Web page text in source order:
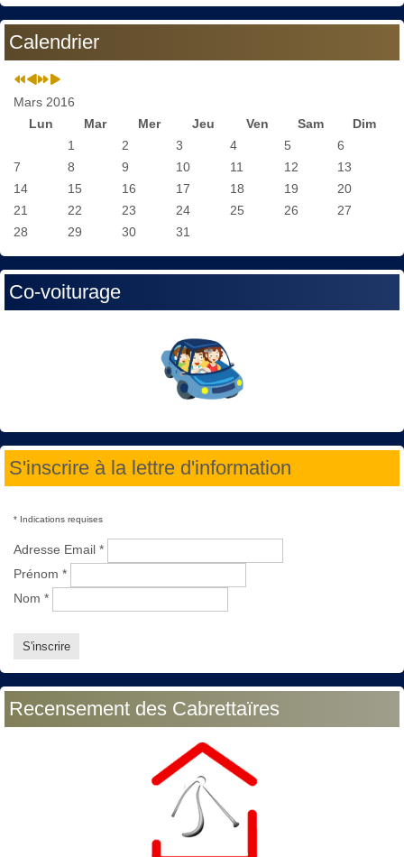
Calendrier
Mars 2016
Lun
Mar Mer Jeu Ven Sam
Dim
1
2 3 4 5
6
7
8 9 10 11 12
13
14
15 16 17 18 19
20
21
22 23 24 25 26
27
28
29 30 31
Co-voiturage
S'inscrire à la lettre d'information
* Indications requises
Adresse Email *
Prénom *
Nom *
Recensement des Cabrettaïres